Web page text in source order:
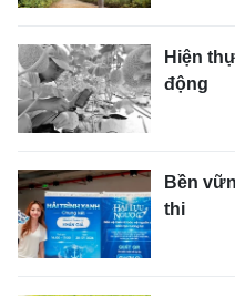
Hiện
động
Bền
thi